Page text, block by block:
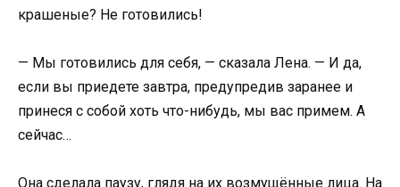
крашеные? Не готовились!
— Мы готовились для себя, — сказала Лена. — И да,
если вы приедете завтра, предупредив заранее и
принеся с собой хоть что-нибудь, мы вас примем. А
сейчас…
Она сделала паузу, глядя на их возмущённые лица. На